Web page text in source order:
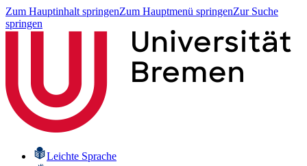
Zum Hauptinhalt springenZum Hauptmenü springenZur Suche
springen
Leichte Sprache